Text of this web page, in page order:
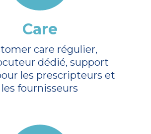
Care
care régulier,
dédié, support
les prescripteurs et
les fournisseurs